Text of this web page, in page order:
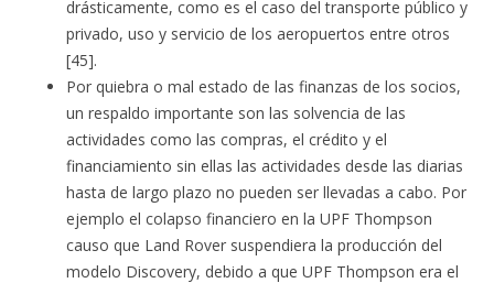
drásticamente, como es el caso del transporte público y
privado, uso y servicio de los aeropuertos entre otros
[45].
Por quiebra o mal estado de las finanzas de los socios,
un respaldo importante son las solvencia de las
actividades como las compras, el crédito y el
financiamiento sin ellas las actividades desde las diarias
hasta de largo plazo no pueden ser llevadas a cabo. Por
ejemplo el colapso financiero en la UPF Thompson
causo que Land Rover suspendiera la producción del
modelo Discovery, debido a que UPF Thompson era el